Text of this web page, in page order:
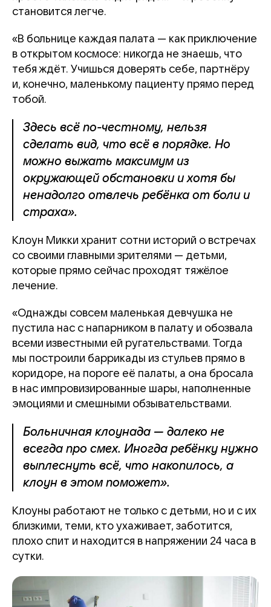
становится легче.
«В больнице каждая палата — как приключение
в открытом космосе: никогда не знаешь, что
тебя ждёт. Учишься доверять себе, партнёру
и, конечно, маленькому пациенту прямо перед
тобой.
Здесь всё по-честному, нельзя
сделать вид, что всё в порядке. Но
можно выжать максимум из
окружающей обстановки и хотя бы
ненадолго отвлечь ребёнка от боли и
страха».
Клоун Микки хранит сотни историй о встречах
со своими главными зрителями — детьми,
которые прямо сейчас проходят тяжёлое
лечение.
«Однажды совсем маленькая девчушка не
пустила нас с напарником в палату и обозвала
всеми известными ей ругательствами. Тогда
мы построили баррикады из стульев прямо в
коридоре, на пороге её палаты, а она бросала
в нас импровизированные шары, наполненные
эмоциями и смешными обзывательствами.
Больничная клоунада — далеко не
всегда про смех. Иногда ребёнку нужно
выплеснуть всё, что накопилось, а
клоун в этом поможет».
Клоуны работают не только с детьми, но и с их
близкими, теми, кто ухаживает, заботится,
плохо спит и находится в напряжении 24 часа в
сутки.